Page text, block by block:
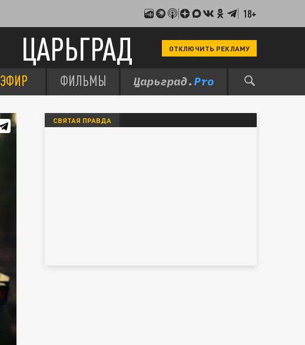
18+
ЦАРЬГРАД ОТКЛЮЧИТЬ РЕКЛАМУ
ЭФИР ФИЛЬМЫ
СВЯТАЯ ПРАВДА